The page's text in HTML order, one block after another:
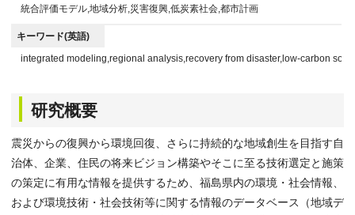
統合評価モデル,地域分析,災害復興,低炭素社会,都市計画
キーワード(英語)
integrated modeling,regional analysis,recovery from disaster,low-carbon
研究概要
震災からの復興から環境回復、さらに持続的な地域創生を目指す自
治体、企業、住民の将来ビジョン構築やそこに至る技術選定と施策
の策定に有用な情報を提供するため、福島県内の環境・社会情報、
および環境技術・社会技術等に関する情報のデータベース（地域デ